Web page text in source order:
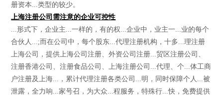
册资本...类型的较少。
上海注册公司需注意的企业可控性
...形式下，企业主...一样的，有的权...企业中，业主一...业的每个
合伙人...;而在公司中，每个股东...代理注册机构，十多...理注册
上海公司，提供上海公司注册、外资公司注册...贸区注册公司、
注册香港公司、注册食品公司、上海注册公司...代理、个...体工商
户注册及上海...，累计代理注册各类公司...明，同时保障个人...被
泄露，全力响...家号召，为大众...程服务，特殊行...快，免费提供